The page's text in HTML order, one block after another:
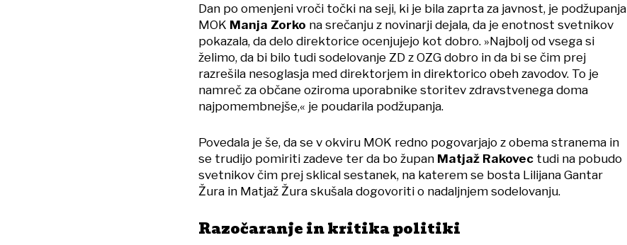
Dan po omenjeni vroči točki na seji, ki je bila zaprta za javnost, je podžupanja
MOK Manja Zorko na srečanju z novinarji dejala, da je enotnost svetnikov
pokazala, da delo direktorice ocenjujejo kot dobro. »Najbolj od vsega si
želimo, da bi bilo tudi sodelovanje ZD z OZG dobro in da bi se čim prej
razrešila nesoglasja med direktorjem in direktorico obeh zavodov. To je
namreč za občane oziroma uporabnike storitev zdravstvenega doma
najpomembnejše,« je poudarila podžupanja.
Povedala je še, da se v okviru MOK redno pogovarjajo z obema stranema in
se trudijo pomiriti zadeve ter da bo župan Matjaž Rakovec tudi na pobudo
svetnikov čim prej sklical sestanek, na katerem se bosta Lilijana Gantar
Žura in Matjaž Žura skušala dogovoriti o nadaljnjem sodelovanju.
Razočaranje in kritika politiki